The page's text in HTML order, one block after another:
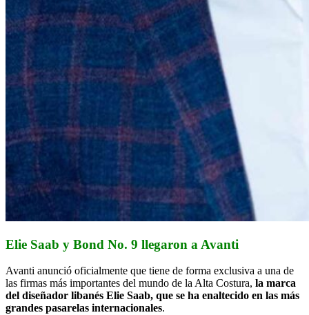
Elie Saab y Bond No. 9 llegaron a Avanti
Avanti anunció oficialmente que tiene de forma exclusiva a una de
las firmas más importantes del mundo de la Alta Costura, la marca
del diseñador libanés Elie Saab, que se ha enaltecido en las más
grandes pasarelas internacionales.